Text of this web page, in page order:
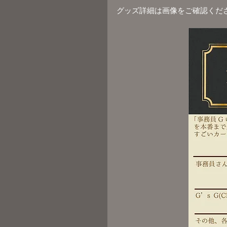
グッズ詳細は画像をご確認くだ